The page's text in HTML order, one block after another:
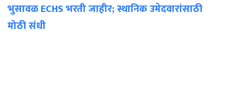
भुसावळ ECHS भरती जाहीर; स्थानिक उमेदवारांसाठी
मोठी संधी